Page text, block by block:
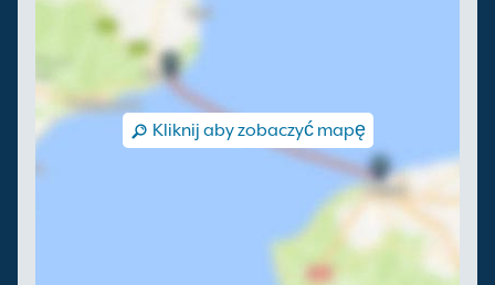
Kliknij aby zobaczyć mapę